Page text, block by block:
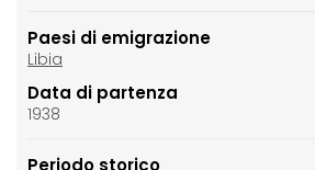
Paesi di emigrazione
Libia
Data di partenza
1938